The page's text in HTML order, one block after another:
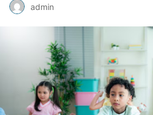
admin